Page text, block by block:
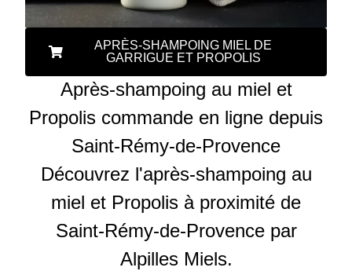
Découvrez l'après-shampoing au
miel et Propolis à proximité de
Saint-Rémy-de-Provence par
Alpilles Miels.
APRÈS-SHAMPOING MIEL DE
GARRIGUE ET PROPOLIS
Après-shampoing au miel et
Propolis commande en ligne depuis
Saint-Rémy-de-Provence